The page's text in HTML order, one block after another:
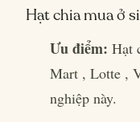
Hạt chia mua ở
Ưu điểm: Hạt
Mart , Lotte ,
nghiệp này.